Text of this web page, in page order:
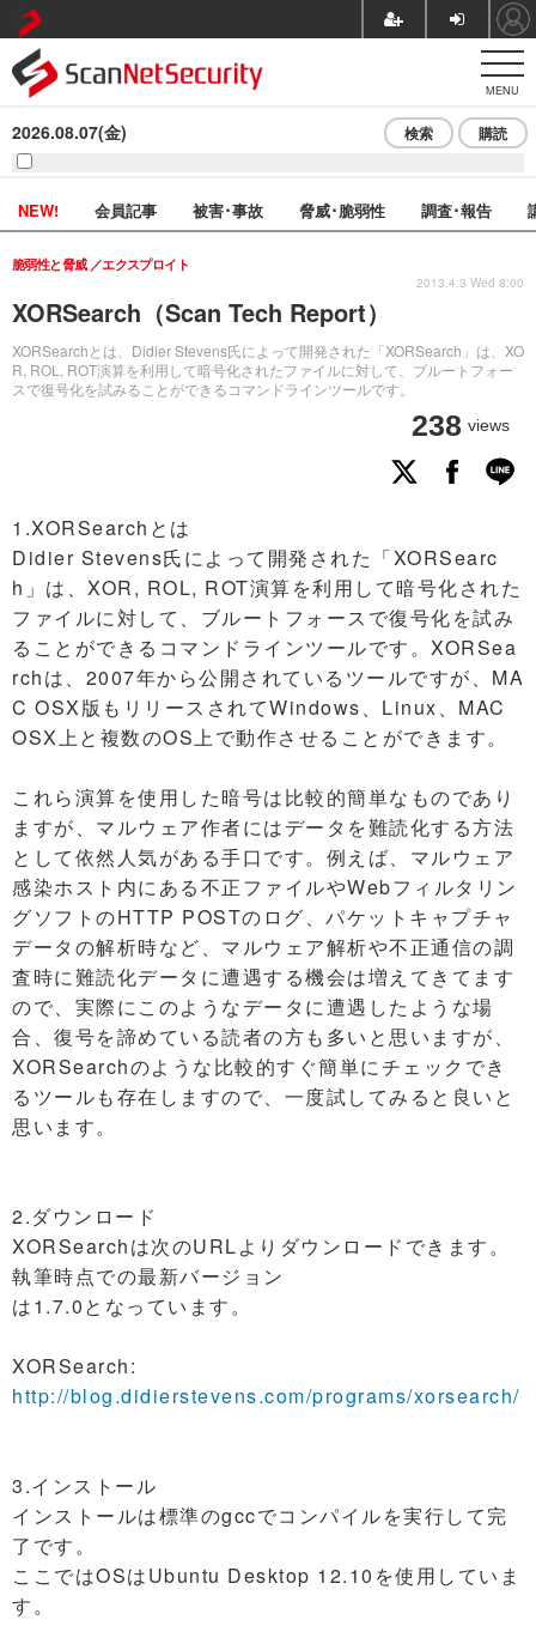
MENU
2026.08.07(金) 検索 購読
NEW! 会員記事 被害･事故 脅威･脆弱性 調査･報告
XORSearch（Scan Tech Report）
XORSearchとは、Didier Stevens氏によって開発された「XORSearch」は、XO
R, ROL, ROT演算を利用して暗号化されたファイルに対して、ブルートフォー
スで復号化を試みることができるコマンドラインツールです。
脆弱性と脅威 エクスプロイト
238 views
2013.4.3 Wed 8:00
1.XORSearchとは
Didier Stevens氏によって開発された「XORSearc
h」は、XOR, ROL, ROT演算を利用して暗号化された
ファイルに対して、ブルートフォースで復号化を試み
ることができるコマンドラインツールです。XORSea
rchは、2007年から公開されているツールですが、MA
C OSX版もリリースされてWindows、Linux、MAC
OSX上と複数のOS上で動作させることができます。
これら演算を使用した暗号は比較的簡単なものであり
ますが、マルウェア作者にはデータを難読化する方法
として依然人気がある手口です。例えば、マルウェア
感染ホスト内にある不正ファイルやWebフィルタリン
グソフトのHTTP POSTのログ、パケットキャプチャ
データの解析時など、マルウェア解析や不正通信の調
査時に難読化データに遭遇する機会は増えてきてます
ので、実際にこのようなデータに遭遇したような場
合、復号を諦めている読者の方も多いと思いますが、
XORSearchのような比較的すぐ簡単にチェックでき
るツールも存在しますので、一度試してみると良いと
思います。
2.ダウンロード
XORSearchは次のURLよりダウンロードできます。
執筆時点での最新バージョン
は1.7.0となっています。
XORSearch:
http://blog.didierstevens.com/programs/xorsearch/
3.インストール
インストールは標準のgccでコンパイルを実行して完
了です。
ここではOSはUbuntu Desktop 12.10を使用していま
す。